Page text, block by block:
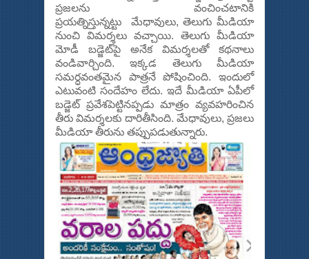
ప్ర‌జ‌ల‌ను వంచించ‌టానికి
ప్ర‌య‌త్నిస్తున్న‌ట్టు మేధావులు, తెలుగు మీడియా
నుంచి విమ‌ర్శ‌లు వ‌చ్చాయి. తెలుగు మీడియా
మోడీ బ‌డ్జెట్‌పై అనేక విమ‌ర్శ‌లతో క‌థ‌నాలు
వండివార్చింది. ఇక్క‌డ తెలుగు మీడియా
స‌మ‌ర్ధ‌వంత‌మైన పాత్ర‌నే పోషించింది. ఇందులో
ఎటువంటి సందేహం లేదు. ఇదే మీడియా ఏపీలో
బ‌డ్జెట్ ప్ర‌వేశ‌పెట్టిన‌ప్ప‌డు మాత్రం వ్య‌వ‌హ‌రించిన
తీరు విమ‌ర్శ‌ల‌కు దారితీసింది. మేధావులు, ప్ర‌జ‌లు
మీడియా తీరును త‌ప్పుప‌డుతున్నారు.